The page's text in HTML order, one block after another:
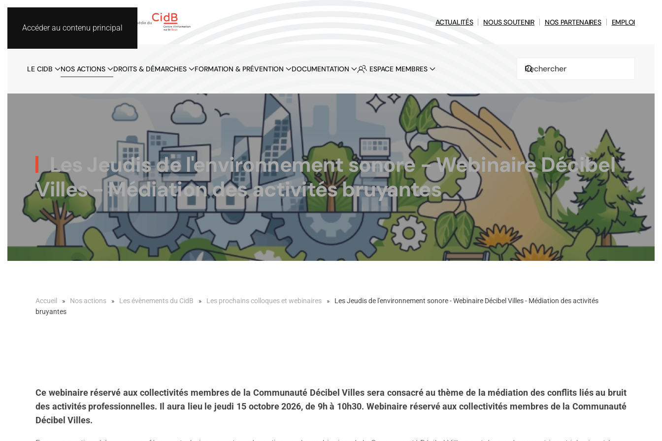
Accéder au contenu principal
ACTUALITÉS NOUS SOUTENIR NOS PARTENAIRES EMPLOI
LE CIDB NOS ACTIONS DROITS & DÉMARCHES FORMATION & PRÉVENTION DOCUMENTATION ESPACE MEMBRES
Les Jeudis de l'environnement sonore - Webinaire Décibel
Villes - Médiation des activités bruyantes
Accueil Nos actions Les évènements du CidB Les prochains colloques et webinaires
Les Jeudis de l'environnement sonore - Webinaire Décibel Villes - Médiation des activités
bruyantes
Ce webinaire réservé aux collectivités membres de la Communauté Décibel Villes sera consacré au thème de la médiation des conflits liés au bruit
des activités professionnelles. Il aura lieu le jeudi 15 octobre 2026, de 9h à 10h30. Webinaire réservé aux collectivités membres de la Communauté
Décibel Villes.